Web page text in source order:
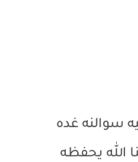
سوالنه غده
الله يحفظه